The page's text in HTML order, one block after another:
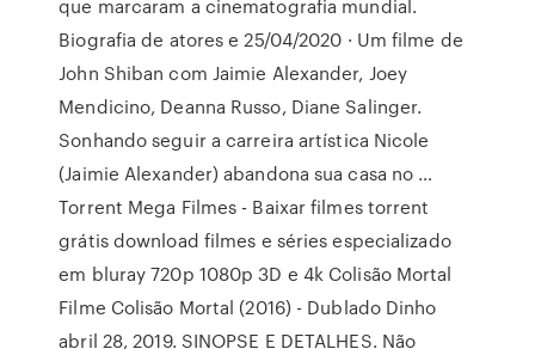
que marcaram a cinematografia mundial.
Biografia de atores e 25/04/2020 · Um filme de
John Shiban com Jaimie Alexander, Joey
Mendicino, Deanna Russo, Diane Salinger.
Sonhando seguir a carreira artística Nicole
(Jaimie Alexander) abandona sua casa no …
Torrent Mega Filmes - Baixar filmes torrent
grátis download filmes e séries especializado
em bluray 720p 1080p 3D e 4k Colisão Mortal
Filme Colisão Mortal (2016) - Dublado Dinho
abril 28, 2019. SINOPSE E DETALHES. Não